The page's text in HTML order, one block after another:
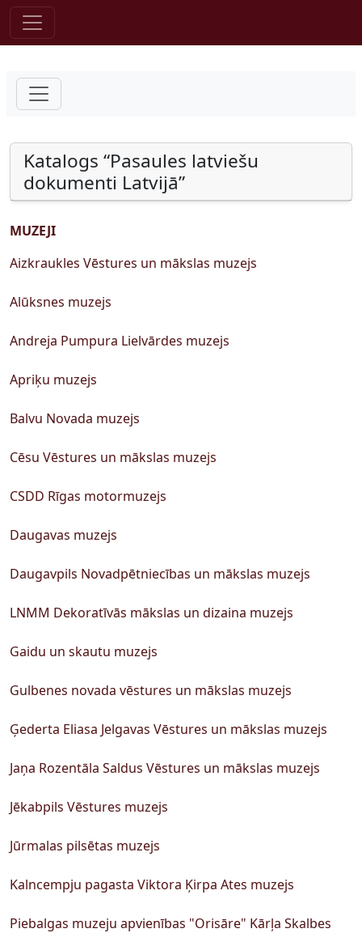
Pāriet uz saturu
Katalogs “Pasaules latviešu
dokumenti Latvijā”
MUZEJI
Aizkraukles Vēstures un mākslas muzejs
Alūksnes muzejs
Andreja Pumpura Lielvārdes muzejs
Apriķu muzejs
Balvu Novada muzejs
Cēsu Vēstures un mākslas muzejs
CSDD Rīgas motormuzejs
Daugavas muzejs
Daugavpils Novadpētniecības un mākslas muzejs
LNMM Dekoratīvās mākslas un dizaina muzejs
Gaidu un skautu muzejs
Gulbenes novada vēstures un mākslas muzejs
Ģederta Eliasa Jelgavas Vēstures un mākslas muzejs
Jaņa Rozentāla Saldus Vēstures un mākslas muzejs
Jēkabpils Vēstures muzejs
Jūrmalas pilsētas muzejs
Kalncempju pagasta Viktora Ķirpa Ates muzejs
Piebalgas muzeju apvienības "Orisāre" Kārļa Skalbes